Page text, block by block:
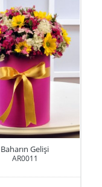
Baharın Gelişi
AR0011